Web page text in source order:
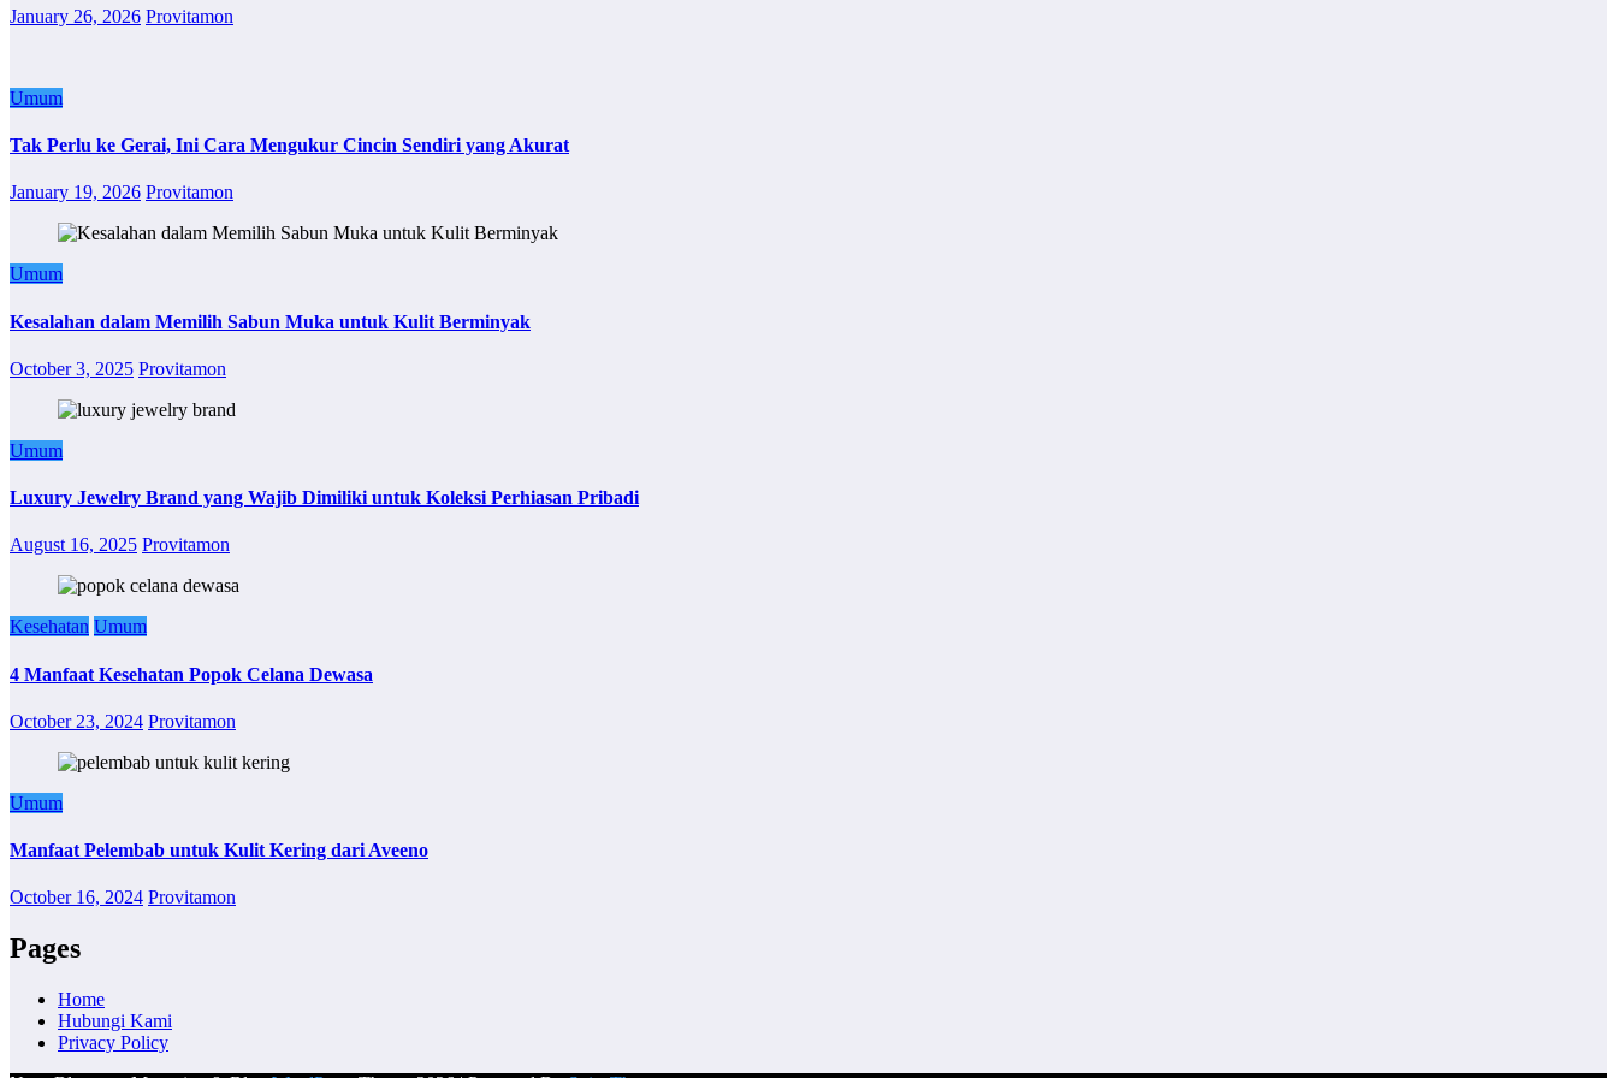
January 26, 2026 Provitamon
Umum
Tak Perlu ke Gerai, Ini Cara Mengukur Cincin Sendiri yang Akurat
January 19, 2026 Provitamon
Umum
Kesalahan dalam Memilih Sabun Muka untuk Kulit Berminyak
October 3, 2025 Provitamon
Umum
Luxury Jewelry Brand yang Wajib Dimiliki untuk Koleksi Perhiasan Pribadi
August 16, 2025 Provitamon
Kesehatan Umum
4 Manfaat Kesehatan Popok Celana Dewasa
October 23, 2024 Provitamon
Umum
Manfaat Pelembab untuk Kulit Kering dari Aveeno
October 16, 2024 Provitamon
Pages
Home
Hubungi Kami
Privacy Policy